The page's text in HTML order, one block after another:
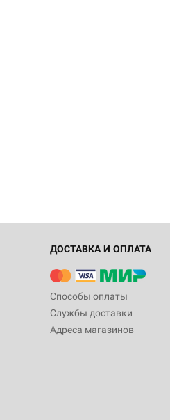
ДОСТАВКА И ОПЛАТА
Способы оплаты
Службы доставки
Адреса магазинов